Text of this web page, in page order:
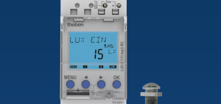
Smart Home
Präsenzmelder & Bewegungsmelder
OEM-Lösungen
Ansprechpartner OEM
OEM-Referenzen
Zeit- und Lichtsteuerung
DALI-2 Lichtsteuerung
Downloads